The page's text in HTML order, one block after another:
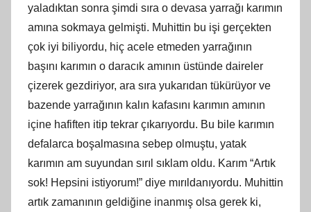
yaladıktan sonra şimdi sıra o devasa yarrağı karımın
amına sokmaya gelmişti. Muhittin bu işi gerçekten
çok iyi biliyordu, hiç acele etmeden yarrağının
başını karımın o daracık amının üstünde daireler
çizerek gezdiriyor, ara sıra yukarıdan tükürüyor ve
bazende yarrağının kalın kafasını karımın amının
içine hafiften itip tekrar çıkarıyordu. Bu bile karımın
defalarca boşalmasına sebep olmuştu, yatak
karımın am suyundan sırıl sıklam oldu. Karım “Artık
sok! Hepsini istiyorum!” diye mırıldanıyordu. Muhittin
artık zamanının geldiğine inanmış olsa gerek ki,